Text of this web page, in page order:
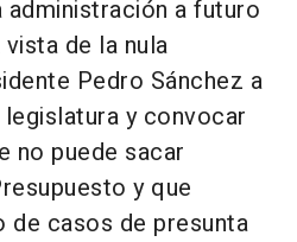
a futuro
de la nula
Pedro Sánchez a
y convocar
no puede sacar
y que
casos de presunta